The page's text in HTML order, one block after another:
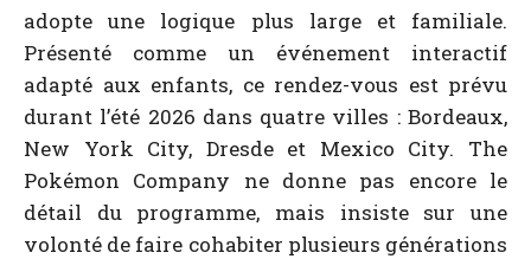
adopte une logique plus large et familiale.
Présenté comme un événement interactif
adapté aux enfants, ce rendez-vous est prévu
durant l’été 2026 dans quatre villes : Bordeaux,
New York City, Dresde et Mexico City. The
Pokémon Company ne donne pas encore le
détail du programme, mais insiste sur une
volonté de faire cohabiter plusieurs générations